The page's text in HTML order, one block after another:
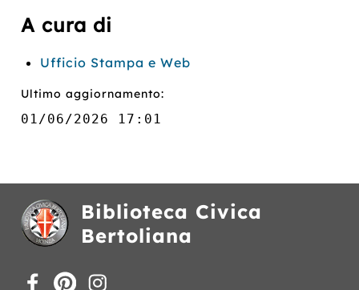
A cura di
Ufficio Stampa e Web
Ultimo aggiornamento:
01/06/2026 17:01
Biblioteca Civica
Bertoliana